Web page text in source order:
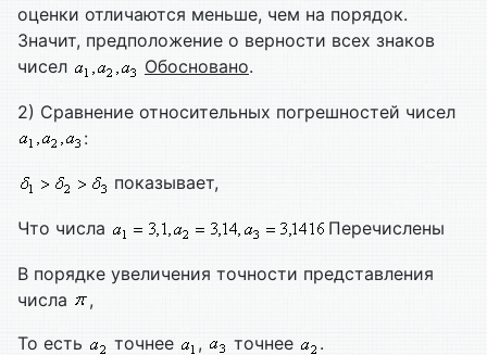
оценки отличаются меньше, чем на порядок.
Значит, предположение о верности всех знаков
чисел
Обосновано.
2) Сравнение относительных погрешностей чисел
:
показывает,
Что числа Перечислены
В порядке увеличения точности представления
числа
,
То есть
точнее , точнее .